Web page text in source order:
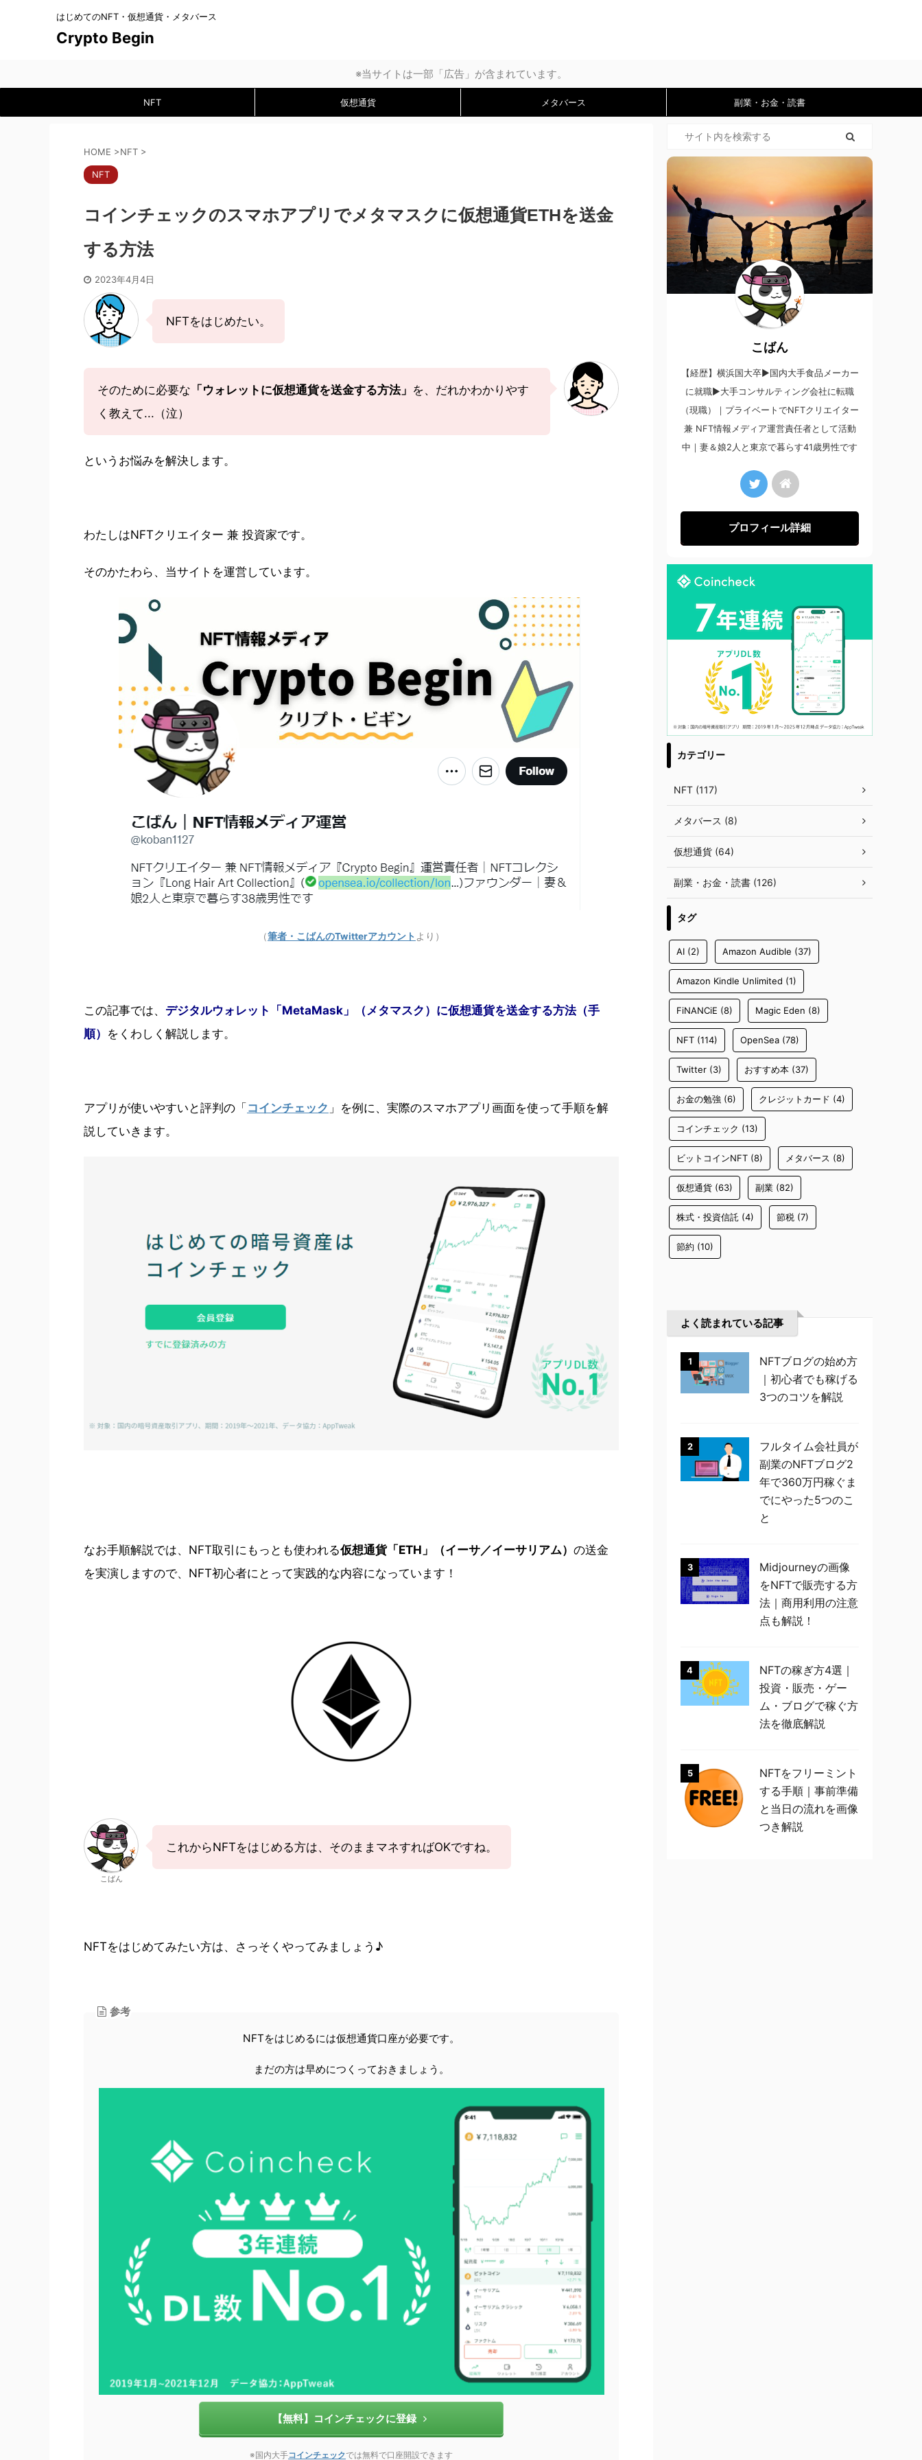
はじめてのNFT・仮想通貨・メタバース
Crypto Begin
※当サイトは一部「広告」が含まれています。
NFT 仮想通貨 メタバース 副業・お金・読書
HOME >NFT >
NFT
コインチェックのスマホアプリでメタマスクに仮想通貨ETHを送金
する方法
2023年4月4日
NFTをはじめたい。
そのために必要な 「ウォレットに仮想通貨を送金する方法」 を、だれかわかりやす
く教えて...（泣）
というお悩みを解決します。
わたしはNFTクリエイター 兼 投資家です。
そのかたわら、当サイトを運営しています。
（筆者・こばんのTwitterアカウント より）
この記事では、 デジタルウォレット「MetaMask」（メタマスク）に仮想通貨を送金する方法（手
順） をくわしく解説します。
アプリが使いやすいと評判の「 コインチェック 」を例に、実際のスマホアプリ画面を使って手順を解
説していきます。
なお手順解説では、NFT取引にもっとも使われる仮想通貨「ETH」（イーサ／イーサリアム） の送金
を実演しますので、NFT初心者にとって実践的な内容になっています！
こばん
これからNFTをはじめる方は、そのままマネすればOKですね。
NFTをはじめてみたい方は、さっそくやってみましょう♪
参考
NFTをはじめるには仮想通貨口座が必要です。
まだの方は早めにつくっておきましょう。
【無料】コインチェックに登録
※国内大手コインチェックでは無料で口座開設できます
こばん
【経歴】横浜国大卒▶︎国内大手食品メーカー
に就職▶︎大手コンサルティング会社に転職
（現職）｜プライベートでNFTクリエイター
兼 NFT情報メディア運営責任者として活動
中｜妻＆娘2人と東京で暮らす41歳男性です
プロフィール詳細
カテゴリー
NFT (117)
メタバース (8)
仮想通貨 (64)
副業・お金・読書 (126)
タグ
AI (2) Amazon Audible (37)
Amazon Kindle Unlimited (1)
FiNANCiE (8) Magic Eden (8)
NFT (114) OpenSea (78)
Twitter (3) おすすめ本 (37)
お金の勉強 (6) クレジットカード (4)
コインチェック (13)
ビットコインNFT (8) メタバース (8)
仮想通貨 (63) 副業 (82)
株式・投資信託 (4) 節税 (7)
節約 (10)
よく読まれている記事
1
NFTブログの始め方
｜初心者でも稼げる
3つのコツを解説
2
フルタイム会社員が
副業のNFTブログ2
年で360万円稼ぐま
でにやった5つのこ
と
3
Midjourneyの画像
をNFTで販売する方
法｜商用利用の注意
点も解説！
4
NFTの稼ぎ方4選｜
投資・販売・ゲー
ム・ブログで稼ぐ方
法を徹底解説
5
NFTをフリーミント
する手順｜事前準備
と当日の流れを画像
つき解説